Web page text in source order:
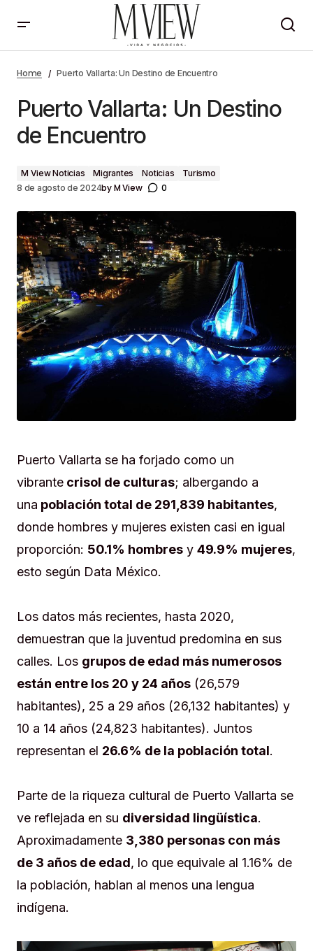
Home Puerto Vallarta: Un Destino de Encuentro
Puerto Vallarta: Un Destino
de Encuentro
M View Noticias Migrantes Noticias
Turismo
8 de agosto de 2024byM View 0
Puerto Vallarta se ha forjado como un
vibrante crisol de culturas; albergando a
una población total de 291,839 habitantes,
donde hombres y mujeres existen casi en igual
proporción: 50.1% hombres y 49.9% mujeres,
esto según Data México.
Los datos más recientes, hasta 2020,
demuestran que la juventud predomina en sus
calles. Los grupos de edad más numerosos
están entre los 20 y 24 años (26,579
habitantes), 25 a 29 años (26,132 habitantes) y
10 a 14 años (24,823 habitantes). Juntos
representan el 26.6% de la población total.
Parte de la riqueza cultural de Puerto Vallarta se
ve reflejada en su diversidad lingüística.
Aproximadamente 3,380 personas con más
de 3 años de edad, lo que equivale al 1.16% de
la población, hablan al menos una lengua
indígena.